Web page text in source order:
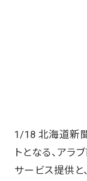
1/18 北海道新
トとなる、ア
サービス提供と